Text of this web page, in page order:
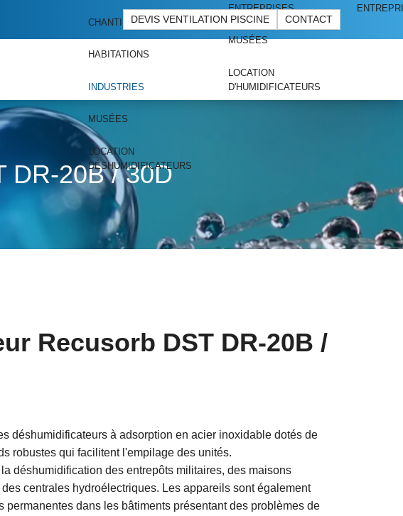
DEVIS VENTILATION PISCINE CONTACT
CHANTIERS
HABITATIONS
INDUSTRIES
MUSÉES
LOCATION
DÉSHUMIDIFICATEURS
ENTREPRISES
MUSÉES
LOCATION
D'HUMIDIFICATEURS
DR-20B / 30D
Recusorb DST DR-20B /
déshumidificateurs à adsorption en acier inoxidable dotés de
robustes qui facilitent l'empilage des unités.
déshumidification des entrepôts militaires, des maisons
centrales hydroélectriques. Les appareils sont également
permanentes dans les bâtiments présentant des problèmes de